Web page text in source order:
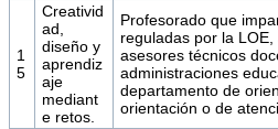
1
5
Creativid
ad,
diseño y
aprendiz
aje
mediant
e retos.
Profesorado que
reguladas por la
asesores técnicos
administraciones
departamento de
orientación o de